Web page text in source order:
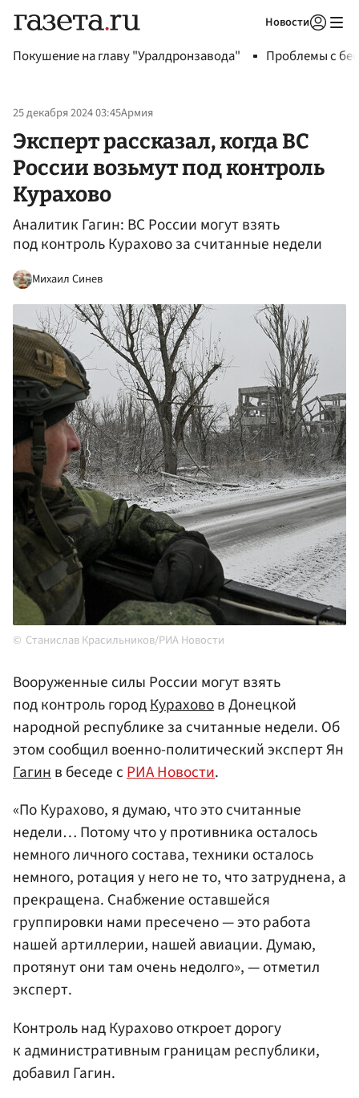
Новости
Покушение на главу "Уралдронзавода" Проблемы с
25 декабря 2024 03:45Армия
Эксперт рассказал, когда ВС
России возьмут под контроль
Курахово
Аналитик Гагин: ВС России могут взять
под контроль Курахово за считанные недели
Михаил Синев
Станислав Красильников/РИА Новости
Вооруженные силы России могут взять
под контроль городКураховов Донецкой
народной республике за считанные недели. Об
этом сообщил военно-политический эксперт Ян
Гагинв беседе сРИА Новости.
«По Курахово, я думаю, что это считанные
недели… Потому что у противника осталось
немного личного состава, техники осталось
немного, ротация у него не то, что затруднена, а
прекращена. Снабжение оставшейся
группировки нами пресечено — это работа
нашей артиллерии, нашей авиации. Думаю,
протянут они там очень недолго», — отметил
эксперт.
Контроль над Курахово откроет дорогу
к административным границам республики,
добавил Гагин.